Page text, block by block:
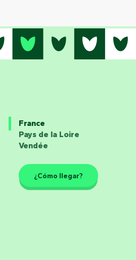
France
Pays de la Loire
Vendée
¿Cómo llegar?